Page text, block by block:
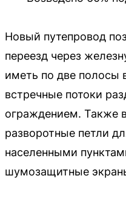
Новый путепровод
переезд через
иметь по две полосы
встречные потоки
ограждением. Также
разворотные петли
населенными
шумозащитные